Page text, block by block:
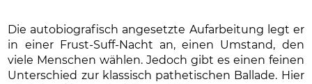
Die autobiografisch angesetzte Aufarbeitung legt er
in einer Frust-Suff-Nacht an, einen Umstand, den
viele Menschen wählen. Jedoch gibt es einen feinen
Unterschied zur klassisch pathetischen Ballade. Hier